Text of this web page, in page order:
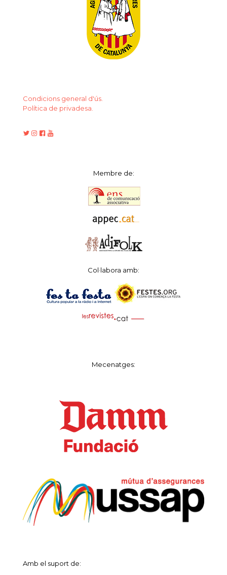
Condicions general d'ús.
Política de privadesa.
Membre de:
Col·labora amb:
Mecenatges:
Amb el suport de: